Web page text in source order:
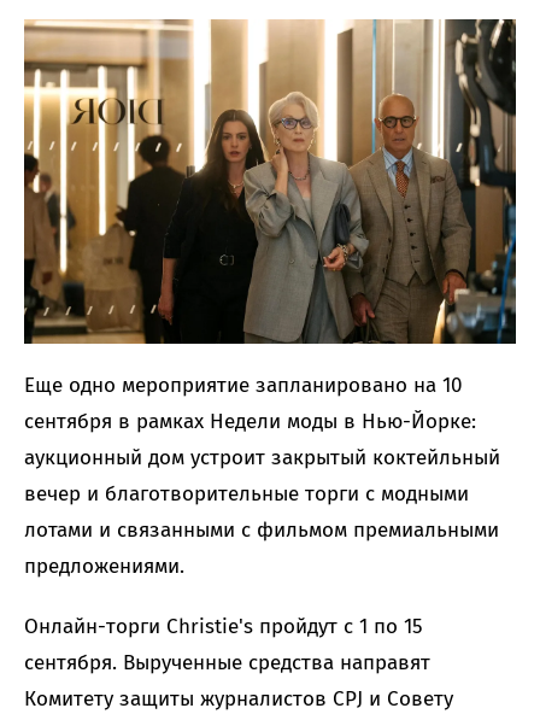
Еще одно мероприятие запланировано на 10
сентября в рамках Недели моды в Нью-Йорке:
аукционный дом устроит закрытый коктейльный
вечер и благотворительные торги с модными
лотами и связанными с фильмом премиальными
предложениями.
Онлайн-торги Christie's пройдут с 1 по 15
сентября. Вырученные средства направят
Комитету защиты журналистов CPJ и Совету